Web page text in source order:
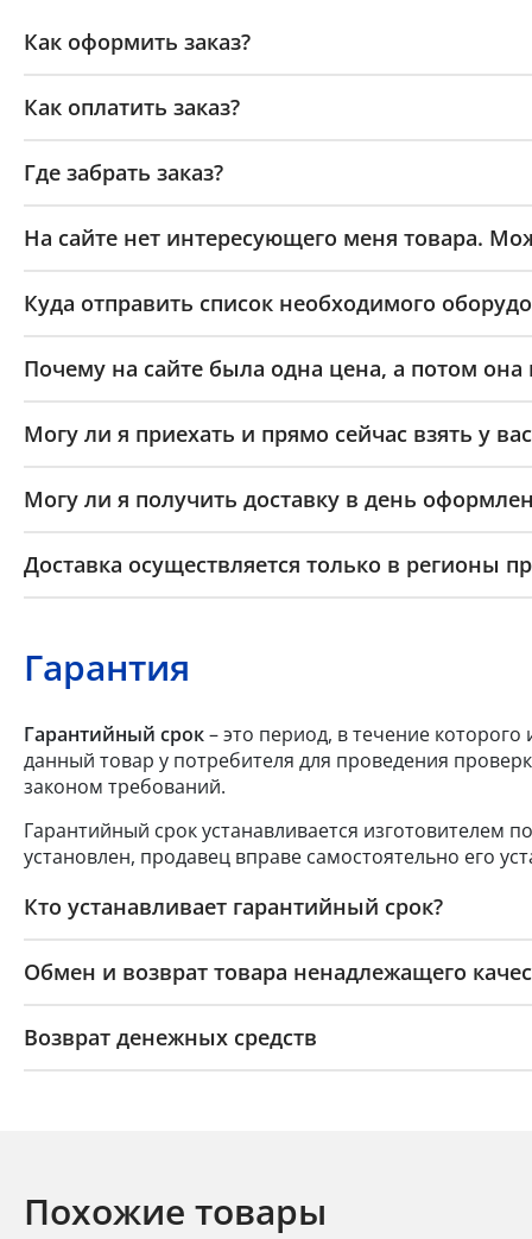
Как оформить заказ?
Как оплатить заказ?
Где забрать заказ?
На сайте нет интересующего меня товара.
Куда отправить список необходимого
Почему на сайте была одна цена, а потом она
Могу ли я приехать и прямо сейчас взять у
Могу ли я получить доставку в день
Доставка осуществляется только в регионы
Гарантия
Гарантийный срок– это период, в течение которого
данный товар у потребителя для проведения
законом требований.
Гарантийный срок устанавливается изготовителем
установлен, продавец вправе самостоятельно его
Кто устанавливает гарантийный срок?
Обмен и возврат товара ненадлежащего
Возврат денежных средств
Похожие товары